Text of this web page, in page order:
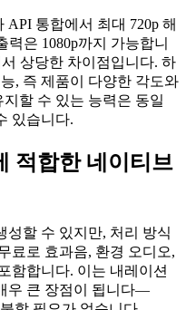
API 통합에서 최대 720p 해
은 1080p까지 가능합니
상당한 차이점입니다. 하
, 즉 제품이 다양한 각도와
할 수 있는 능력은 동일
있습니다.
적합한 네이티브
성할 수 있지만, 처리 방식
료로 효과음, 환경 오디오,
함합니다. 이는 내레이션
우 큰 장점이 됩니다—